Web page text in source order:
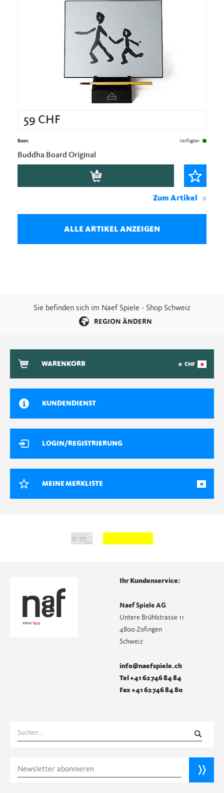
59 CHF
Basic Verfügbar
Buddha Board Original
Zum Artikel
ALLE ARTIKEL ANZEIGEN
Sie befinden sich im Naef Spiele - Shop Schweiz
REGION ÄNDERN
WARENKORB 0 CHF 0
KUNDENDIENST
LOGIN/REGISTRIERUNG
MEINE MERKLISTE 0
Ihr Kundenservice:
Naef Spiele AG
Untere Brühlstrasse 11
4800 Zofingen
Schweiz
info@naefspiele.ch
Tel +41 62 746 84 84
Fax +41 62 746 84 80
Suchen
nach: